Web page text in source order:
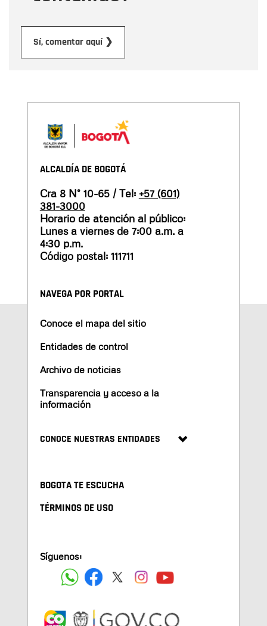
Sí, comentar aquí ❯
ALCALDÍA DE BOGOTÁ
Cra 8 N° 10-65 / Tel: +57 (601)
381-3000
Horario de atención al público:
Lunes a viernes de 7:00 a.m. a
4:30 p.m.
Código postal: 111711
NAVEGA POR PORTAL
Conoce el mapa del sitio
Entidades de control
Archivo de noticias
Transparencia y acceso a la
información
CONOCE NUESTRAS ENTIDADES
BOGOTA TE ESCUCHA
TÉRMINOS DE USO
Síguenos: